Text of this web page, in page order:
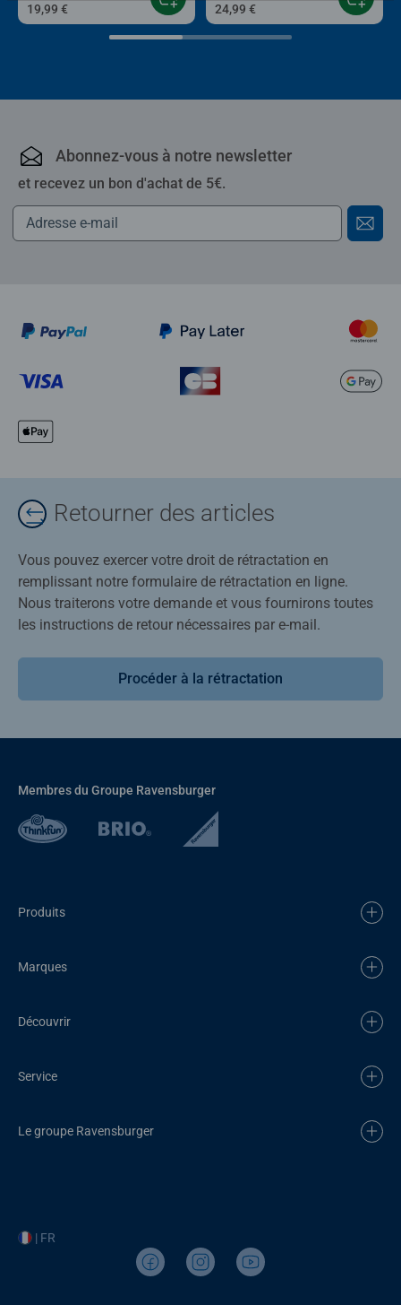
19,99 € 24,99 €
Abonnez-vous à notre newsletter
et recevez un bon d'achat de 5€.
Retourner des articles
Vous pouvez exercer votre droit de rétractation en
remplissant notre formulaire de rétractation en ligne.
Nous traiterons votre demande et vous fournirons toutes
les instructions de retour nécessaires par e-mail.
Procéder à la rétractation
Membres du Groupe Ravensburger
Produits
Marques
Découvrir
Service
Le groupe Ravensburger
| FR